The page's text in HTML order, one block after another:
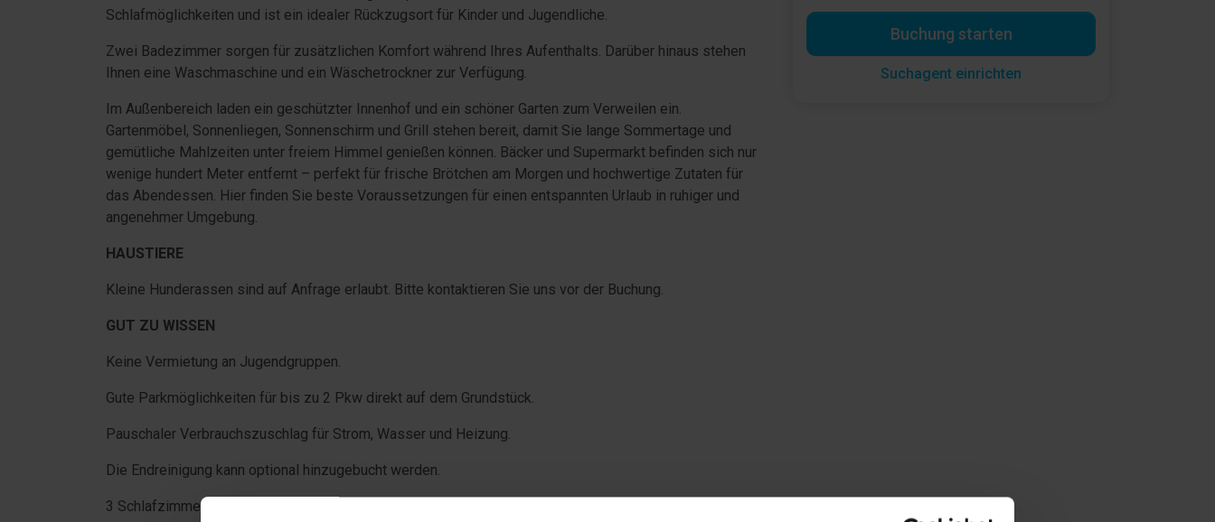
Schlafmöglichkeiten und ist ein idealer Rückzugsort für Kinder und Jugendliche.
Zwei Badezimmer sorgen für zusätzlichen Komfort während Ihres Aufenthalts. Darüber hinaus stehen
Ihnen eine Waschmaschine und ein Wäschetrockner zur Verfügung.
Im Außenbereich laden ein geschützter Innenhof und ein schöner Garten zum Verweilen ein.
Gartenmöbel, Sonnenliegen, Sonnenschirm und Grill stehen bereit, damit Sie lange Sommertage und
gemütliche Mahlzeiten unter freiem Himmel genießen können. Bäcker und Supermarkt befinden sich nur
wenige hundert Meter entfernt – perfekt für frische Brötchen am Morgen und hochwertige Zutaten für
das Abendessen. Hier finden Sie beste Voraussetzungen für einen entspannten Urlaub in ruhiger und
angenehmer Umgebung.
HAUSTIERE
Kleine Hunderassen sind auf Anfrage erlaubt. Bitte kontaktieren Sie uns vor der Buchung.
GUT ZU WISSEN
Keine Vermietung an Jugendgruppen.
Gute Parkmöglichkeiten für bis zu 2 Pkw direkt auf dem Grundstück.
Pauschaler Verbrauchszuschlag für Strom, Wasser und Heizung.
Die Endreinigung kann optional hinzugebucht werden.
3 Schlafzimmer:
Buchung starten
Suchagent einrichten